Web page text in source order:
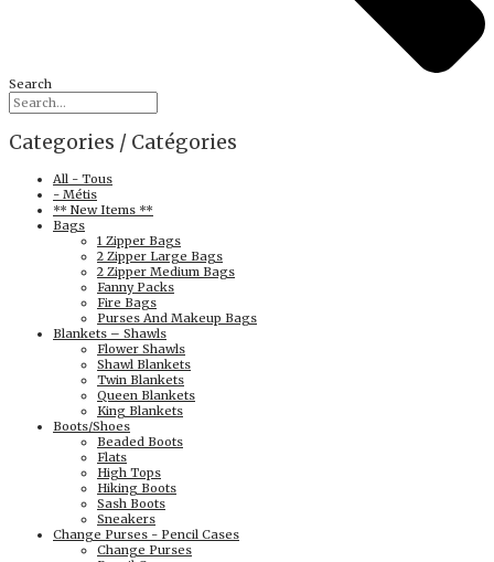
Search
Categories / Catégories
All - Tous
- Métis
** New Items **
Bags
1 Zipper Bags
2 Zipper Large Bags
2 Zipper Medium Bags
Fanny Packs
Fire Bags
Purses And Makeup Bags
Blankets – Shawls
Flower Shawls
Shawl Blankets
Twin Blankets
Queen Blankets
King Blankets
Boots/Shoes
Beaded Boots
Flats
High Tops
Hiking Boots
Sash Boots
Sneakers
Change Purses - Pencil Cases
Change Purses